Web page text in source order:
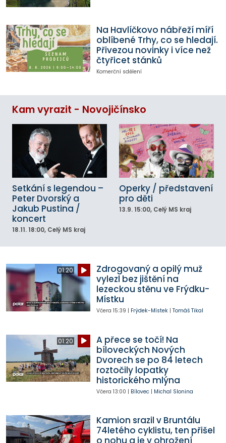
Na Havlíčkovo nábřeží míří
oblíbené Trhy, co se hledají.
Přivezou novinky i více než
čtyřicet stánků
Komerční sdělení
Kam vyrazit - Novojičínsko
Setkání s legendou –
Peter Dvorský a
Jakub Pustina /
koncert
18.11. 18:00, Celý MS kraj
Operky / představení
pro děti
13.9. 15:00, Celý MS kraj
01:20
Zdrogovaný a opilý muž
vylezl bez jištění na
lezeckou stěnu ve Frýdku-
Místku
Včera 15:39 | Frýdek-Místek| Tomáš Tikal
01:20
A přece se točí! Na
bíloveckých Nových
Dvorech se po 84 letech
roztočily lopatky
historického mlýna
Včera 13:00 | Bílovec| Michal Slonina
Kamion srazil v Bruntálu
74letého cyklistu, ten přišel
o nohu a je v ohrožení